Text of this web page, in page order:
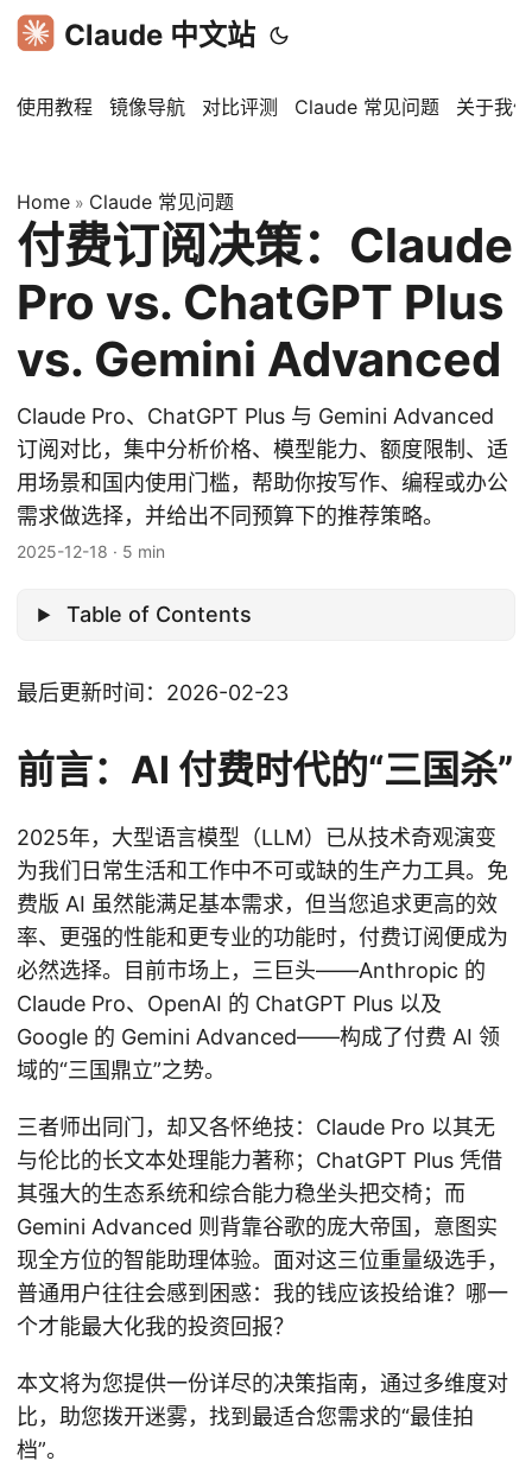
Claude 中文站
使用教程 镜像导航 对比评测 Claude 常见问题 关于我们
Home » Claude 常见问题
付费订阅决策：Claude
Pro vs. ChatGPT Plus
vs. Gemini Advanced
Claude Pro、ChatGPT Plus 与 Gemini Advanced
订阅对比，集中分析价格、模型能力、额度限制、适
用场景和国内使用门槛，帮助你按写作、编程或办公
需求做选择，并给出不同预算下的推荐策略。
2025-12-18 · 5 min
Table of Contents
最后更新时间：2026-02-23
前言：AI 付费时代的“三国杀”
2025年，大型语言模型（LLM）已从技术奇观演变
为我们日常生活和工作中不可或缺的生产力工具。免
费版 AI 虽然能满足基本需求，但当您追求更高的效
率、更强的性能和更专业的功能时，付费订阅便成为
必然选择。目前市场上，三巨头——Anthropic 的
Claude Pro、OpenAI 的 ChatGPT Plus 以及
Google 的 Gemini Advanced——构成了付费 AI 领
域的“三国鼎立”之势。
三者师出同门，却又各怀绝技：Claude Pro 以其无
与伦比的长文本处理能力著称；ChatGPT Plus 凭借
其强大的生态系统和综合能力稳坐头把交椅；而
Gemini Advanced 则背靠谷歌的庞大帝国，意图实
现全方位的智能助理体验。面对这三位重量级选手，
普通用户往往会感到困惑：我的钱应该投给谁？哪一
个才能最大化我的投资回报？
本文将为您提供一份详尽的决策指南，通过多维度对
比，助您拨开迷雾，找到最适合您需求的“最佳拍
档”。